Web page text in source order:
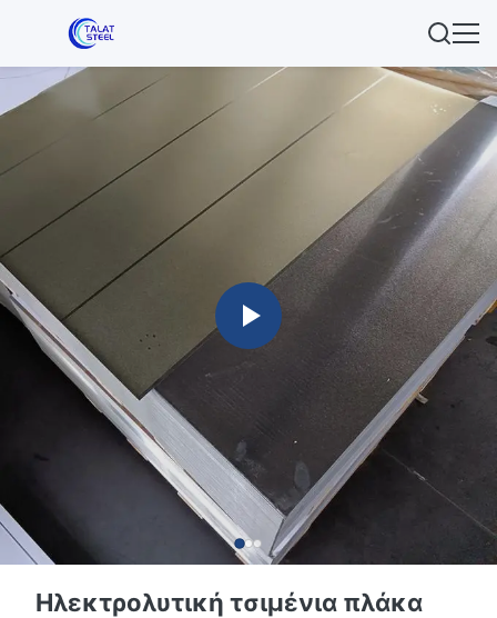
Ηλεκτρολυτική τσιμένια πλάκα